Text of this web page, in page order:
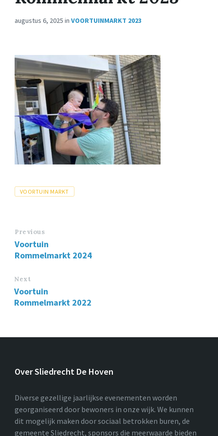
augustus 6, 2025 in VOORTUINMARKT 2023
Tags
VOORTUIN MARKT
Previous
Voortuin
Rommelmarkt 2024
Next
Voortuin
Rommelmarkt 2022
Over Sliedrecht De Hoven
Diverse gezellige jaarlijkse evenementen worden
georganiseerd door bewoners in onze wijk. We kunnen
dit mogelijk maken door sociaal betrokken buren, de
gemeente Sliedrecht, sponsors die meerwaarde bieden